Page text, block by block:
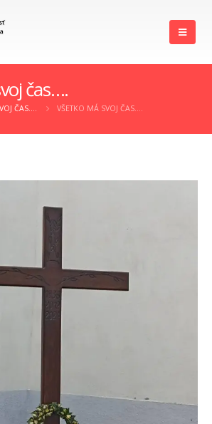
čas….
ČAS…. VŠETKO MÁ SVOJ ČAS….